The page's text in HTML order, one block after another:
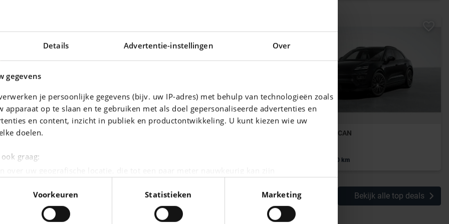
Details Advertentie-instellingen Over
gegevens
je persoonlijke gegevens (bijv. uw IP-adres) met behulp van technologieën zoals
op te slaan en te gebruiken met als doel gepersonaliseerde advertenties en
en content, inzicht in publiek en productontwikkeling. U kunt kiezen wie uw
doelen.
graag:
gegevens worden verwerkt en stel uw voorkeuren in het
detailgedeeltein. U
moment wijzigen of intrekken in de Cookieverklaring.
Voorkeuren Statistieken Marketing
km
PORSCHE MACAN
0 km
Bekijk alle top deals